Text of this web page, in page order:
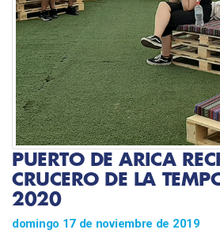
PUERTO DE ARICA
CRUCERO DE LA
2020
domingo 17 de noviembre de 2019